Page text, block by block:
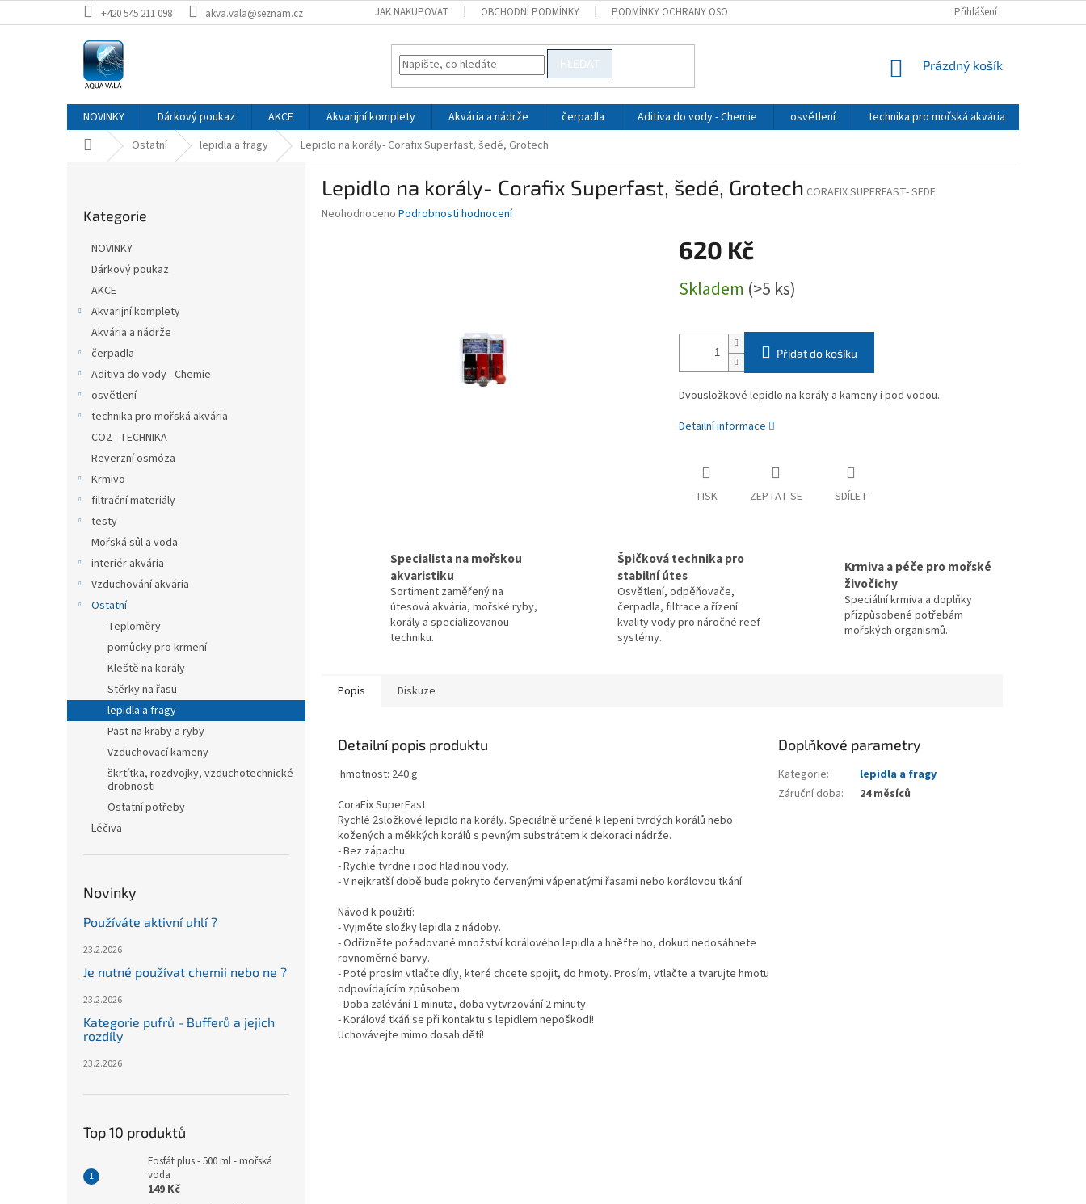
na
+420 545 211 098 akva.vala@seznam.cz JAK NAKUPOVAT OBCHODNÍ PODMÍNKY PODMÍNKY OCHRANY OSOBNÍCH ÚDAJŮ Přihlášení
HLEDAT
NÁKUPNÍ
Prázdný košík
NOVINKY Dárkový poukaz AKCE Akvarijní komplety Akvária a nádrže čerpadla Aditiva do vody - Chemie osvětlení technika pro mořská akvária
Domů Ostatní lepidla a fragy Lepidlo na korály- Corafix Superfast, šedé, Grotech
kategorie
Kategorie
NOVINKY
Dárkový poukaz
AKCE
Akvarijní komplety
Akvária a nádrže
čerpadla
Aditiva do vody - Chemie
osvětlení
technika pro mořská akvária
CO2 - TECHNIKA
Reverzní osmóza
Krmivo
filtrační materiály
testy
Mořská sůl a voda
interiér akvária
Vzduchování akvária
Ostatní
Teploměry
pomůcky pro krmení
Kleště na korály
Stěrky na řasu
lepidla a fragy
Past na kraby a ryby
Vzduchovací kameny
škrtítka, rozdvojky, vzduchotechnické
drobnosti
Ostatní potřeby
Léčiva
Novinky
Používáte aktivní uhlí ?
23.2.2026
Je nutné používat chemii nebo ne ?
23.2.2026
Kategorie pufrů - Bufferů a jejich
rozdíly
23.2.2026
Top 10 produktů
Fosfát plus - 500 ml - mořská
voda
149 Kč
Lepidlo na korály- Corafix Superfast, šedé, Grotech CORAFIX SUPERFAST- SEDE
Průměrné
Neohodnoceno Podrobnosti hodnocení
620 Kč
cena:
Skladem (>5 ks)
Přidat do košíku
Dvousložkové lepidlo na korály a kameny i pod vodou.
Detailní informace
TISK ZEPTAT SE SDÍLET
Specialista na mořskou
akvaristiku
Sortiment zaměřený na
útesová akvária, mořské ryby,
korály a specializovanou
techniku.
Špičková technika pro
stabilní útes
Osvětlení, odpěňovače,
čerpadla, filtrace a řízení
kvality vody pro náročné reef
systémy.
Krmiva a péče pro mořské
živočichy
Speciální krmiva a doplňky
přizpůsobené potřebám
mořských organismů.
Popis Diskuze
Detailní popis produktu
hmotnost: 240 g
CoraFix SuperFast
Rychlé 2složkové lepidlo na korály. Speciálně určené k lepení tvrdých korálů nebo
kožených a měkkých korálů s pevným substrátem k dekoraci nádrže.
- Bez zápachu.
- Rychle tvrdne i pod hladinou vody.
- V nejkratší době bude pokryto červenými vápenatými řasami nebo korálovou tkání.
Návod k použití:
- Vyjměte složky lepidla z nádoby.
- Odřízněte požadované množství korálového lepidla a hněťte ho, dokud nedosáhnete
rovnoměrné barvy.
- Poté prosím vtlačte díly, které chcete spojit, do hmoty. Prosím, vtlačte a tvarujte hmotu
odpovídajícím způsobem.
- Doba zalévání 1 minuta, doba vytvrzování 2 minuty.
- Korálová tkáň se při kontaktu s lepidlem nepoškodí!
Uchovávejte mimo dosah dětí!
Doplňkové parametry
Kategorie:
lepidla a fragy
Záruční doba: 24 měsíců